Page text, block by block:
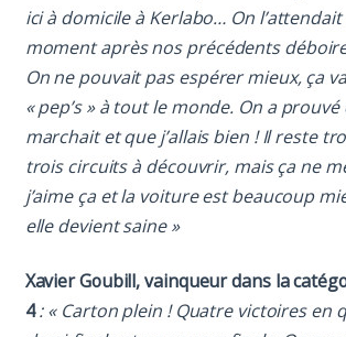
ici à domicile à Kerlabo… On
moment après nos précédents
On ne pouvait pas espérer mieux, ça
« pep’s » à tout le monde. On a prouvé
marchait et que j’allais bien ! Il reste
trois circuits à découvrir, mais ça ne
j’aime ça et la voiture est beaucoup
elle devient saine »
Xavier Goubill, vainqueur dans la
4: « Carton plein ! Quatre victoires en